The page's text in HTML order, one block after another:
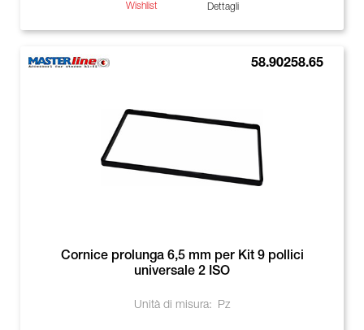
Wishlist Dettagli
58.90258.65
Cornice prolunga 6,5 mm per Kit 9 pollici
universale 2 ISO
Unità di misura: Pz